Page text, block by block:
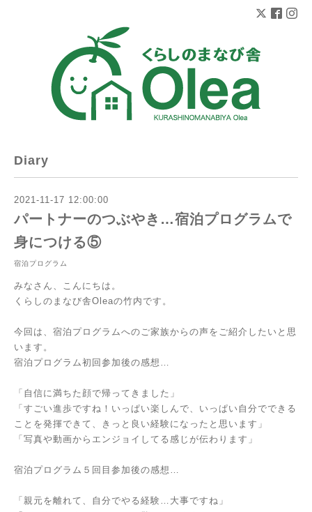
Diary
2021-11-17 12:00:00
パートナーのつぶやき…宿泊プログラムで
身につける⑤
宿泊プログラム
みなさん、こんにちは。
くらしのまなび舎Oleaの竹内です。
今回は、宿泊プログラムへのご家族からの声をご紹介したいと思
います。
宿泊プログラム初回参加後の感想…
「自信に満ちた顔で帰ってきました」
「すごい進歩ですね！いっぱい楽しんで、いっぱい自分でできる
ことを発揮できて、きっと良い経験になったと思います」
「写真や動画からエンジョイしてる感じが伝わります」
宿泊プログラム５回目参加後の感想…
「親元を離れて、自分でやる経験…大事ですね」